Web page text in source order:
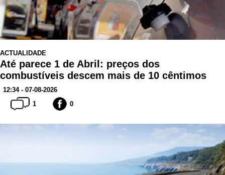
ACTUALIDADE
Até parece 1 de Abril: preços dos
combustíveis descem mais de 10 cêntimos
12:34 - 07-08-2026
1
0